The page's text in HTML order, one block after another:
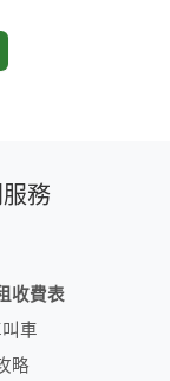
選
項
務
收費表
車
略